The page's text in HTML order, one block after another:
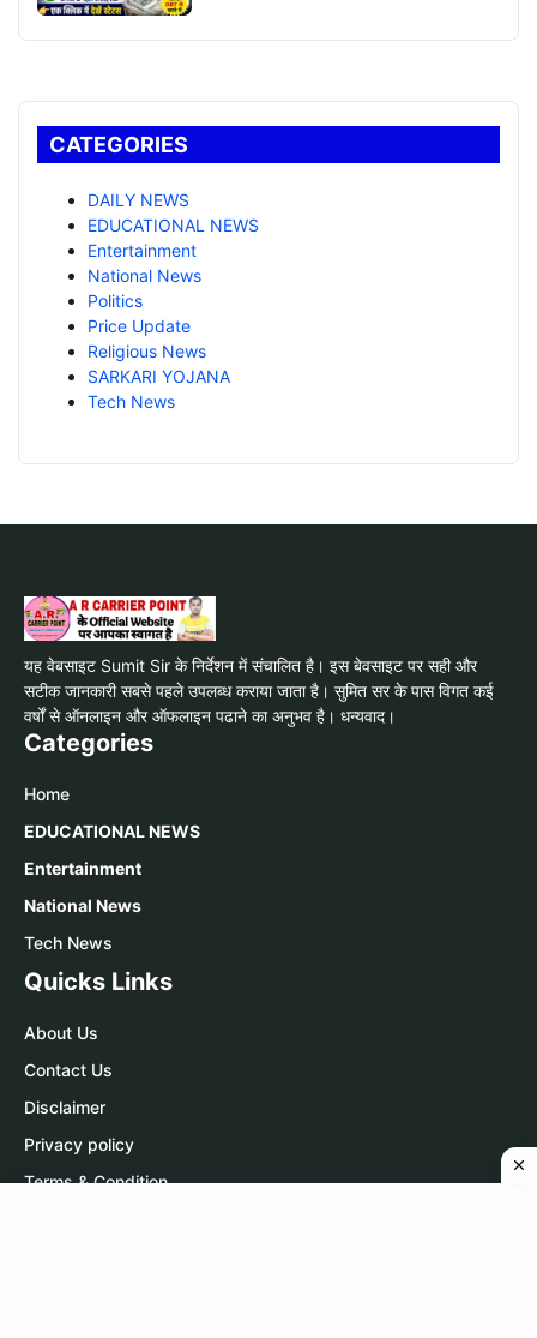
CATEGORIES
DAILY NEWS
EDUCATIONAL NEWS
Entertainment
National News
Politics
Price Update
Religious News
SARKARI YOJANA
Tech News
यह वेबसाइट Sumit Sir के निर्देशन में संचालित है। इस बेवसाइट पर सही और
सटीक जानकारी सबसे पहले उपलब्ध कराया जाता है। सुमित सर के पास विगत कई
वर्षों से ऑनलाइन और ऑफलाइन पढाने का अनुभव है। धन्यवाद।
Categories
Home
EDUCATIONAL NEWS
Entertainment
National News
Tech News
Quicks Links
About Us
Contact Us
Disclaimer
Privacy policy
Terms & Condition